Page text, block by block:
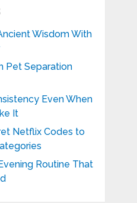
Wisdom With
Pet Separation
Even When
It
Netflix Codes to
Routine That